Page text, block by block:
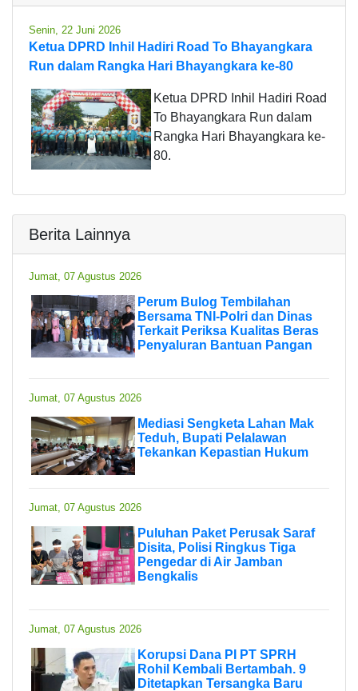
Senin, 22 Juni 2026
Ketua DPRD Inhil Hadiri Road To Bhayangkara
Run dalam Rangka Hari Bhayangkara ke-80
Ketua DPRD Inhil Hadiri Road
To Bhayangkara Run dalam
Rangka Hari Bhayangkara ke-
80.
Berita Lainnya
Jumat, 07 Agustus 2026
Perum Bulog Tembilahan
Bersama TNI-Polri dan Dinas
Terkait Periksa Kualitas Beras
Penyaluran Bantuan Pangan
Jumat, 07 Agustus 2026
Mediasi Sengketa Lahan Mak
Teduh, Bupati Pelalawan
Tekankan Kepastian Hukum
Jumat, 07 Agustus 2026
Puluhan Paket Perusak Saraf
Disita, Polisi Ringkus Tiga
Pengedar di Air Jamban
Bengkalis
Jumat, 07 Agustus 2026
Korupsi Dana PI PT SPRH
Rohil Kembali Bertambah. 9
Ditetapkan Tersangka Baru